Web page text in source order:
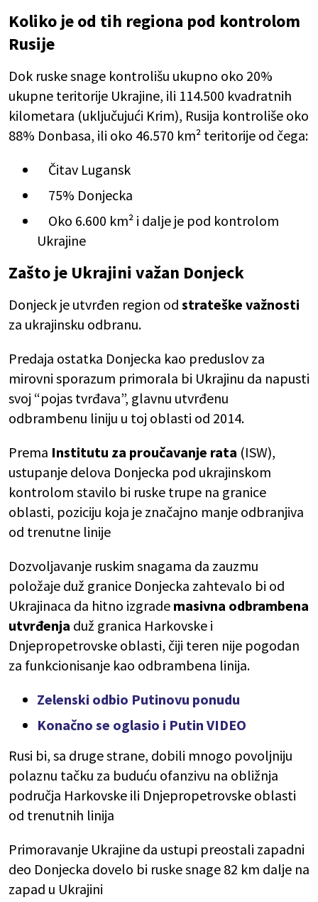
Koliko je od tih regiona pod kontrolom
Rusije
Dok ruske snage kontrolišu ukupno oko 20%
ukupne teritorije Ukrajine, ili 114.500 kvadratnih
kilometara (uključujući Krim), Rusija kontroliše oko
88% Donbasa, ili oko 46.570 km² teritorije od čega:
Čitav Lugansk
75% Donjecka
Oko 6.600 km² i dalje je pod kontrolom
Ukrajine
Zašto je Ukrajini važan Donjeck
Donjeck je utvrđen region od strateške važnosti
za ukrajinsku odbranu.
Predaja ostatka Donjecka kao preduslov za
mirovni sporazum primorala bi Ukrajinu da napusti
svoj “pojas tvrđava”, glavnu utvrđenu
odbrambenu liniju u toj oblasti od 2014.
Prema Institutu za proučavanje rata (ISW),
ustupanje delova Donjecka pod ukrajinskom
kontrolom stavilo bi ruske trupe na granice
oblasti, poziciju koja je značajno manje odbranjiva
od trenutne linije
Dozvoljavanje ruskim snagama da zauzmu
položaje duž granice Donjecka zahtevalo bi od
Ukrajinaca da hitno izgrade masivna odbrambena
utvrđenja duž granica Harkovske i
Dnjepropetrovske oblasti, čiji teren nije pogodan
za funkcionisanje kao odbrambena linija.
Zelenski odbio Putinovu ponudu
Konačno se oglasio i Putin VIDEO
Rusi bi, sa druge strane, dobili mnogo povoljniju
polaznu tačku za buduću ofanzivu na obližnja
područja Harkovske ili Dnjepropetrovske oblasti
od trenutnih linija
Primoravanje Ukrajine da ustupi preostali zapadni
deo Donjecka dovelo bi ruske snage 82 km dalje na
zapad u Ukrajini